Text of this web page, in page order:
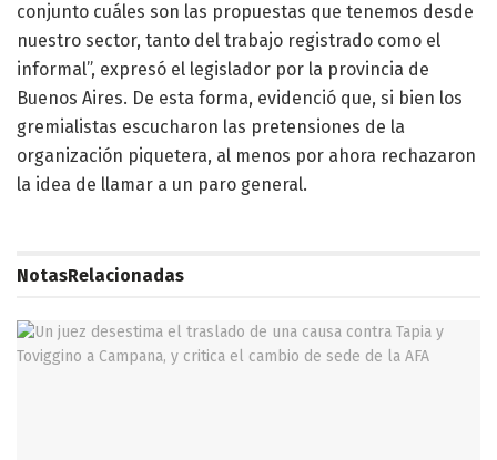
conjunto cuáles son las propuestas que tenemos desde
nuestro sector, tanto del trabajo registrado como el
informal”, expresó el legislador por la provincia de
Buenos Aires. De esta forma, evidenció que, si bien los
gremialistas escucharon las pretensiones de la
organización piquetera, al menos por ahora rechazaron
la idea de llamar a un paro general.
NotasRelacionadas